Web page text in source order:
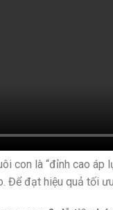
con là “đỉnh cao
Để đạt hiệu quả tối